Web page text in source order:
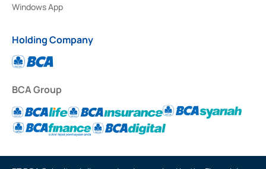
Windows App
Holding Company
BCA Group